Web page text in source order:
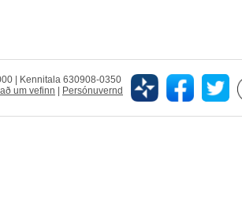
| Kennitala 630908-0350
um vefinn | Persónuvernd